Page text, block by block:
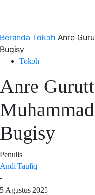
Beranda Tokoh Anre
Bugisy
Tokoh
Anre
Bugisy
Penulis
Andi Taufiq
-
5 Agustus 2023